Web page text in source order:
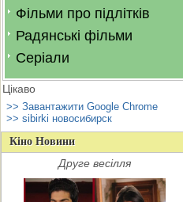
Фільми про підлітків
Радянські фільми
Серіали
Цікаво
>> Завантажити Google Chrome
>> sibirki новосибирск
Кіно Новини
Друге весілля